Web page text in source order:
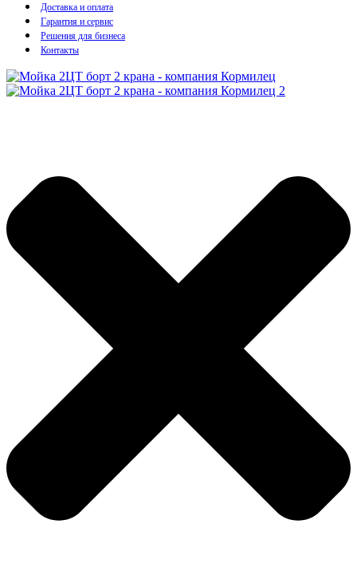
Доставка и оплата
Гарантия и сервис
Решения для бизнеса
Контакты